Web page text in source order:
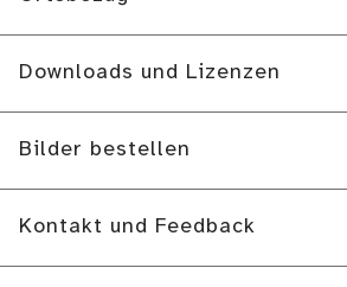
Downloads und Lizenzen
Bilder bestellen
Kontakt und Feedback